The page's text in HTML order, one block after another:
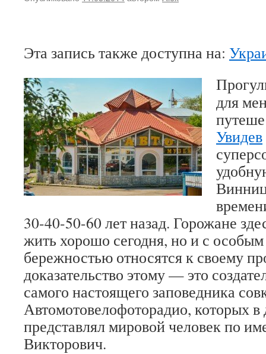
Эта запись также доступна на:
для
Увидев
30-40-50-60 лет назад. Горожане
жить хорошо сегодня, но и с
бережностью относятся к своему
доказательство этому — это
самого настоящего заповедника
Автомотовелофоторадио, которых в
представлял мировой человек по
Викторович.